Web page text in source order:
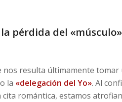
pérdida del
nos resulta últimamente
la «delegación del Yo». Al
cita romántica, estamos